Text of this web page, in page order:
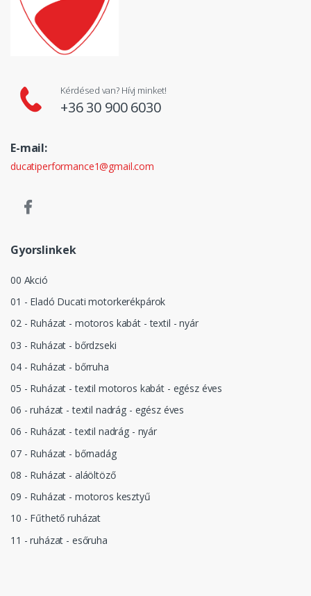
Kérdésed van? Hívj minket!
+36 30 900 6030
E-mail:
ducatiperformance1@gmail.com
Gyorslinkek
00 Akció
01 - Eladó Ducati motorkerékpárok
02 - Ruházat - motoros kabát - textil - nyár
03 - Ruházat - bőrdzseki
04 - Ruházat - bőrruha
05 - Ruházat - textil motoros kabát - egész éves
06 - ruházat - textil nadrág - egész éves
06 - Ruházat - textil nadrág - nyár
07 - Ruházat - bőrnadág
08 - Ruházat - aláöltöző
09 - Ruházat - motoros kesztyű
10 - Fűthető ruházat
11 - ruházat - esőruha